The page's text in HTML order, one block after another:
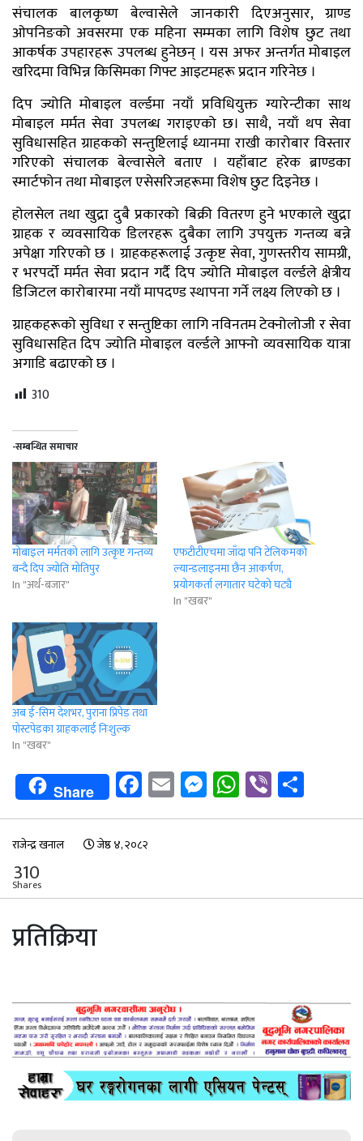
संचालक बालकृष्ण बेल्वासेले जानकारी दिएअनुसार, ग्राण्ड
ओपनिङको अवसरमा एक महिना सम्मका लागि विशेष छुट तथा
आकर्षक उपहारहरू उपलब्ध हुनेछन् । यस अफर अन्तर्गत मोबाइल
खरिदमा विभिन्न किसिमका गिफ्ट आइटमहरू प्रदान गरिनेछ ।
दिप ज्योति मोबाइल वर्ल्डमा नयाँ प्रविधियुक्त ग्यारेन्टीका साथ
मोबाइल मर्मत सेवा उपलब्ध गराइएको छ। साथै, नयाँ थप सेवा
सुविधासहित ग्राहकको सन्तुष्टिलाई ध्यानमा राखी कारोबार विस्तार
गरिएको संचालक बेल्वासेले बताए । यहाँबाट हरेक ब्राण्डका
स्मार्टफोन तथा मोबाइल एसेसरिजहरूमा विशेष छुट दिइनेछ ।
होलसेल तथा खुद्रा दुबै प्रकारको बिक्री वितरण हुने भएकाले खुद्रा
ग्राहक र व्यवसायिक डिलरहरू दुबैका लागि उपयुक्त गन्तव्य बन्ने
अपेक्षा गरिएको छ । ग्राहकहरूलाई उत्कृष्ट सेवा, गुणस्तरीय सामग्री,
र भरपर्दो मर्मत सेवा प्रदान गर्दै दिप ज्योति मोबाइल वर्ल्डले क्षेत्रीय
डिजिटल कारोबारमा नयाँ मापदण्ड स्थापना गर्ने लक्ष्य लिएको छ ।
ग्राहकहरूको सुविधा र सन्तुष्टिका लागि नविनतम टेक्नोलोजी र सेवा
सुविधासहित दिप ज्योति मोबाइल वर्ल्डले आफ्नो व्यवसायिक यात्रा
अगाडि बढाएको छ ।
310
-सम्बन्धित समाचार
मोबाइल मर्मतको लागि उत्कृष्ट गन्तव्य
बन्दै दिप ज्योति मोतिपुर
In "अर्थ-बजार"
एफटीटीएचमा जाँदा पनि टेलिकमको
ल्यान्डलाइनमा छैन आकर्षण,
प्रयोगकर्ता लगातार घटेको घट्यै
In "खबर"
अब ई-सिम देशभर, पुराना प्रिपेड तथा
पोस्टपेडका ग्राहकलाई निःशुल्क
In "खबर"
Share Facebook
EmailMessenger
WhatsApp
Viber
राजेन्द्र खनाल जेष्ठ ४, २०८२
310
Shares
प्रतिक्रिया